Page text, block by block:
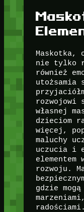
Maskotka,
nie tylko
również
utożsamia
rozwojowi
własnej
dzieciom
więcej,
maluchy
uczucia i
elementem
rozwoju.
gdzie
radościami.